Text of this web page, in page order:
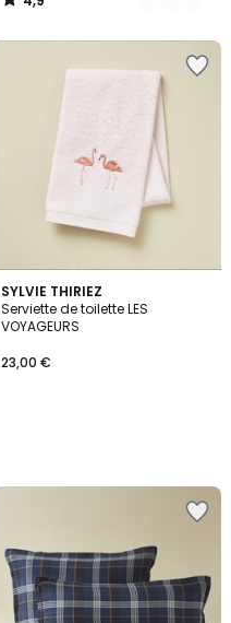
/
SYLVIE THIRIEZ
Serviette de toilette LES
VOYAGEURS
23,00 €